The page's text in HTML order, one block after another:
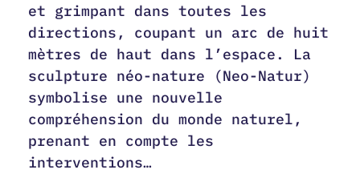
et grimpant dans toutes les
directions, coupant un arc de huit
mètres de haut dans l’espace. La
sculpture néo-nature (Neo-Natur)
symbolise une nouvelle
compréhension du monde naturel,
prenant en compte les
interventions…